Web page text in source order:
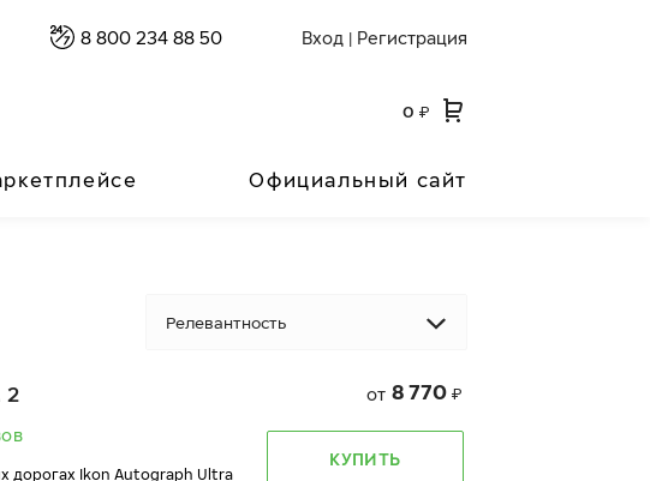
8 800 234 88 50 Вход Регистрация
0 ₽
Официальный сайт
Релевантность
2
дорогах Ikon Autograph Ultra
от 8 770 ₽
КУПИТЬ